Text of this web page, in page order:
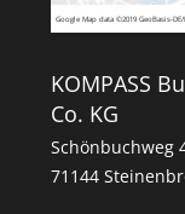
Google Map data ©2019 GeoBasis-
KOMPASS
Co. KG
Schönbuchweg
71144